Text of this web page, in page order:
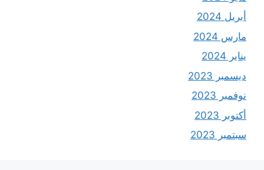
أبريل 2024
مارس 2024
يناير 2024
ديسمبر 2023
نوفمبر 2023
أكتوبر 2023
سبتمبر 2023